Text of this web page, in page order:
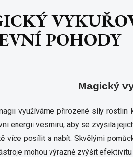
POHODY
Magický
využíváme přirozené síly rostlin
energii vesmíru, aby se zvýšila
více posílit a nabít. Skvělými
mohou výrazně zvýšit